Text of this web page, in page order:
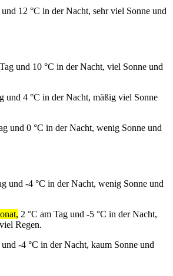
und 12 °C in der Nacht, sehr viel Sonne und
und 10 °C in der Nacht, viel Sonne und
und 4 °C in der Nacht, mäßig viel Sonne
und 0 °C in der Nacht, wenig Sonne und
und -4 °C in der Nacht, wenig Sonne und
2 °C am Tag und -5 °C in der Nacht,
Regen.
und -4 °C in der Nacht, kaum Sonne und